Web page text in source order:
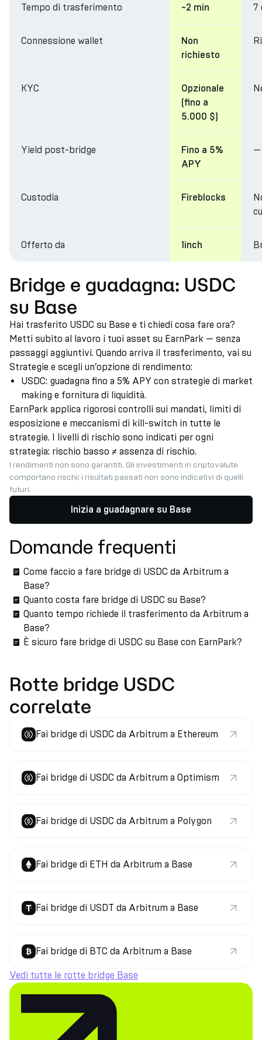
Tempo di trasferimento ~2 min 7
Connessione wallet
Non
richiesto
KYC
Opzionale
(fino a
5.000 $)
Yield post-bridge
Fino a 5%
APY
—
Custodia Fireblocks
Offerto da 1inch
Bridge e guadagna: USDC
su Base
Hai trasferito USDC su Base e ti chiedi cosa fare ora?
Metti subito al lavoro i tuoi asset su EarnPark — senza
passaggi aggiuntivi. Quando arriva il trasferimento, vai su
Strategie e scegli un’opzione di rendimento:
USDC: guadagna fino a 5% APY con strategie di market
making e fornitura di liquidità.
EarnPark applica rigorosi controlli sui mandati, limiti di
esposizione e meccanismi di kill-switch in tutte le
strategie. I livelli di rischio sono indicati per ogni
strategia: rischio basso ≠ assenza di rischio.
I rendimenti non sono garantiti. Gli investimenti in criptovalute
comportano rischi; i risultati passati non sono indicativi di quelli
futuri.
Inizia a guadagnare su Base
Domande frequenti
Come faccio a fare bridge di USDC da Arbitrum a
Base?
Quanto costa fare bridge di USDC su Base?
Quanto tempo richiede il trasferimento da Arbitrum a
Base?
È sicuro fare bridge di USDC su Base con EarnPark?
Rotte bridge USDC
correlate
Fai bridge di USDC da Arbitrum a Ethereum
Fai bridge di USDC da Arbitrum a Optimism
Fai bridge di USDC da Arbitrum a Polygon
Fai bridge di ETH da Arbitrum a Base
Fai bridge di USDT da Arbitrum a Base
Fai bridge di BTC da Arbitrum a Base
Vedi tutte le rotte bridge Base